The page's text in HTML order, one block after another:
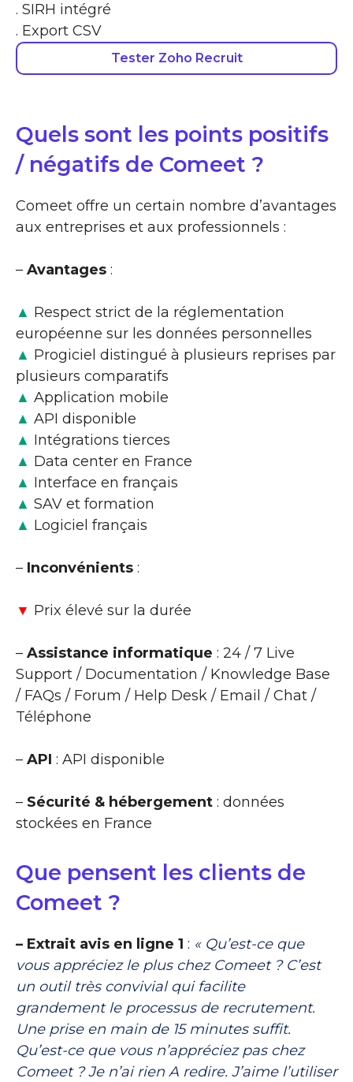
. SIRH intégré
. Export CSV
Tester Zoho Recruit
Quels sont les points positifs
/ négatifs de Comeet ?
Comeet offre un certain nombre d’avantages
aux entreprises et aux professionnels :
– Avantages :
▲ Respect strict de la réglementation
européenne sur les données personnelles
▲ Progiciel distingué à plusieurs reprises par
plusieurs comparatifs
▲ Application mobile
▲ API disponible
▲ Intégrations tierces
▲ Data center en France
▲ Interface en français
▲ SAV et formation
▲ Logiciel français
– Inconvénients :
▼ Prix élevé sur la durée
– Assistance informatique : 24 / 7 Live
Support / Documentation / Knowledge Base
/ FAQs / Forum / Help Desk / Email / Chat /
Téléphone
– API : API disponible
– Sécurité & hébergement : données
stockées en France
Que pensent les clients de
Comeet ?
– Extrait avis en ligne 1 : « Qu’est-ce que
vous appréciez le plus chez Comeet ? C’est
un outil très convivial qui facilite
grandement le processus de recrutement.
Une prise en main de 15 minutes suffit.
Qu’est-ce que vous n’appréciez pas chez
Comeet ? Je n’ai rien A redire. J’aime l’utiliser